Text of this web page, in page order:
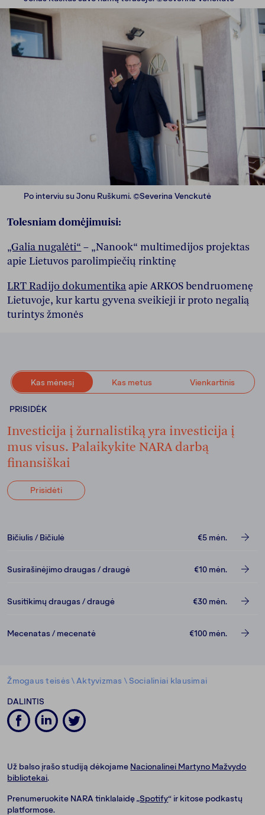
Po interviu su Jonu Ruškumi. ©Severina Venckutė
Tolesniam domėjimuisi:
„Galia nugalėti“ – „Nanook“ multimedijos projektas
apie Lietuvos parolimpiečių rinktinę
LRT Radijo dokumentikaapie ARKOS bendruomenę
Lietuvoje, kur kartu gyvena sveikieji ir proto negalią
turintys žmonės
Kas mėnesį Kas metus Vienkartinis
PRISIDĖK
Investicija į žurnalistiką yra investicija į
mus visus. Palaikykite NARA darbą
finansiškai
Prisidėti
Bičiulis / Bičiulė €5 mėn.
Susirašinėjimo draugas / draugė €10 mėn.
Susitikimų draugas / draugė €30 mėn.
Mecenatas / mecenatė €100 mėn.
Žmogaus teisės \ Aktyvizmas \ Socialiniai klausimai
DALINTIS
Už balso įrašo studiją dėkojame Nacionalinei Martyno Mažvydo
bibliotekai.
Prenumeruokite NARA tinklalaidę „Spotify“ ir kitose podkastų
platformose.